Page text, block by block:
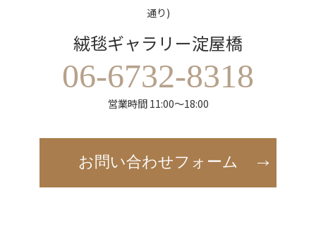
通り)
絨毯ギャラリー淀屋橋
06-6732-8318
営業時間 11:00～18:00
お問い合わせフォーム